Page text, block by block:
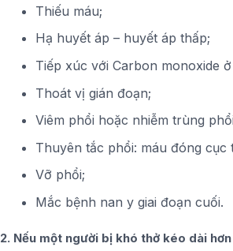
Thiếu máu;
Hạ huyết áp – huyết áp thấp;
Tiếp xúc với Carbon monoxide
Thoát vị gián đoạn;
Viêm phổi hoặc nhiễm trùng
Thuyên tắc phổi: máu đóng
Vỡ phổi;
Mắc bệnh nan y giai đoạn cuối.
2. Nếu một người bị khó thở kéo dài